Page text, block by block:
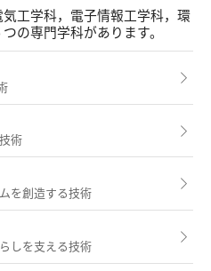
工学科，電子情報工学科，環
の専門学科があります。
術
を創造する技術
しを支える技術